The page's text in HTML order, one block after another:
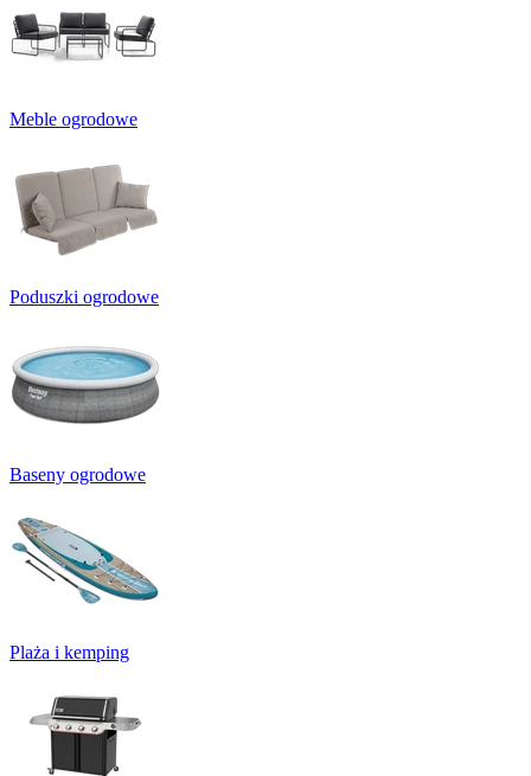
Meble ogrodowe
Poduszki ogrodowe
Baseny ogrodowe
Plaża i kemping